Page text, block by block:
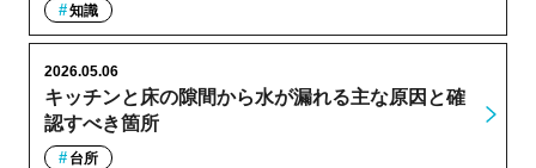
知識
キッチンと床の隙間から水が漏れる主な原因と確
認すべき箇所
2026.05.06
台所